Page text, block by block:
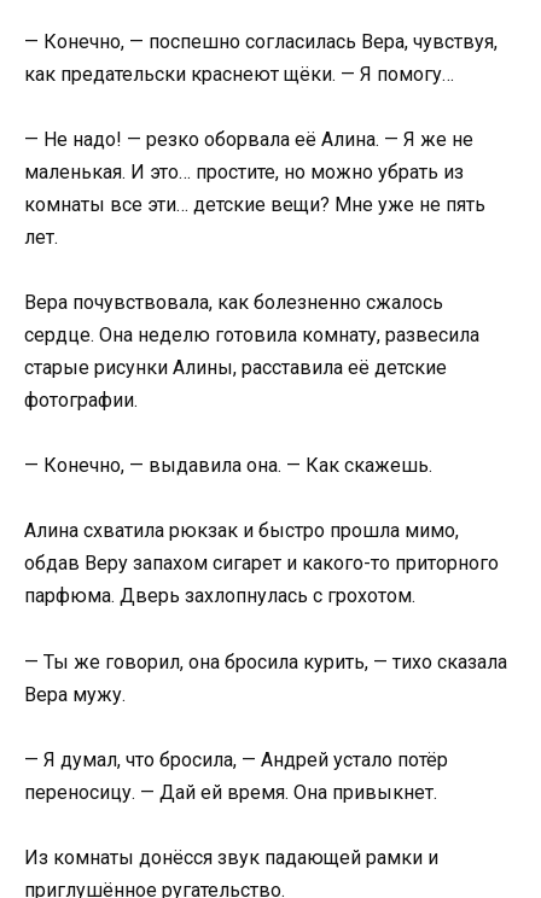
— Конечно, — поспешно согласилась Вера, чувствуя,
как предательски краснеют щёки. — Я помогу…
— Не надо! — резко оборвала её Алина. — Я же не
маленькая. И это… простите, но можно убрать из
комнаты все эти… детские вещи? Мне уже не пять
лет.
Вера почувствовала, как болезненно сжалось
сердце. Она неделю готовила комнату, развесила
старые рисунки Алины, расставила её детские
фотографии.
— Конечно, — выдавила она. — Как скажешь.
Алина схватила рюкзак и быстро прошла мимо,
обдав Веру запахом сигарет и какого-то приторного
парфюма. Дверь захлопнулась с грохотом.
— Ты же говорил, она бросила курить, — тихо сказала
Вера мужу.
— Я думал, что бросила, — Андрей устало потёр
переносицу. — Дай ей время. Она привыкнет.
Из комнаты донёсся звук падающей рамки и
приглушённое ругательство.